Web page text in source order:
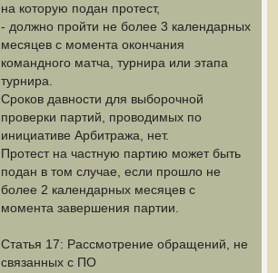
на которую подан протест,
- должно пройти не более 3 календарных
месяцев с момента окончания
командного матча, турнира или этапа
турнира.
Сроков давности для выборочной
проверки партий, проводимых по
инициативе Арбитража, нет.
Протест на частную партию может быть
подан в том случае, если прошло не
более 2 календарных месяцев с
момента завершения партии.
Статья 17: Рассмотрение обращений, не
связанных с ПО